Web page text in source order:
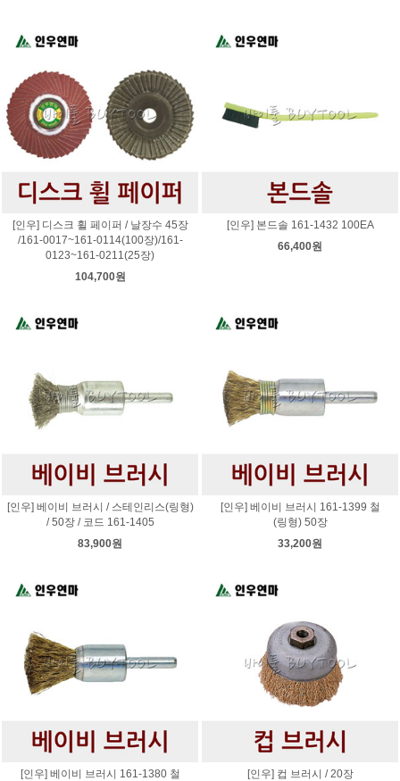
[인우] 디스크 휠 페이퍼 / 날장수 45장
/161-0017~161-0114(100장)/161-
0123~161-0211(25장)
104,700원
[인우] 본드솔 161-1432 100EA
66,400원
[인우] 베이비 브러시 / 스테인리스(링형)
/ 50장 / 코드 161-1405
83,900원
[인우] 베이비 브러시 161-1399 철
(링형) 50장
33,200원
[인우] 베이비 브러시 161-1380 철
[인우] 컵 브러시 / 20장